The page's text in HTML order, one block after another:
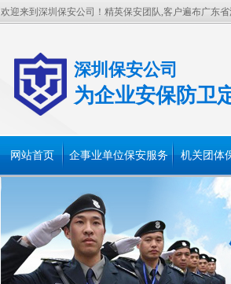
欢迎来到深圳保安公司！精英保安团队,客户遍布广东
深圳保安公司
为企业安保防卫
网站首页 企事业单位保安服务 机关团体